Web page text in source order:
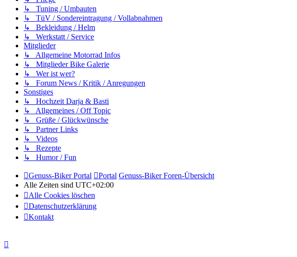
↳ Tuning / Umbauten
↳ TüV / Sondereintragung / Vollabnahmen
↳ Bekleidung / Helm
↳ Werkstatt / Service
Mitglieder
↳ Allgemeine Motorrad Infos
↳ Mitglieder Bike Galerie
↳ Wer ist wer?
↳ Forum News / Kritik / Anregungen
Sonstiges
↳ Hochzeit Darja & Basti
↳ Allgemeines / Off Topic
↳ Grüße / Glückwünsche
↳ Partner Links
↳ Videos
↳ Rezepte
↳ Humor / Fun
Genuss-Biker Portal Portal Genuss-Biker Foren-Übersicht
Alle Zeiten sind UTC+02:00
Alle Cookies löschen
Datenschutzerklärung
Kontakt